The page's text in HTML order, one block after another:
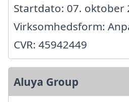
Startdato: 07. oktober
Virksomhedsform:
CVR: 45942449
Aluya Group